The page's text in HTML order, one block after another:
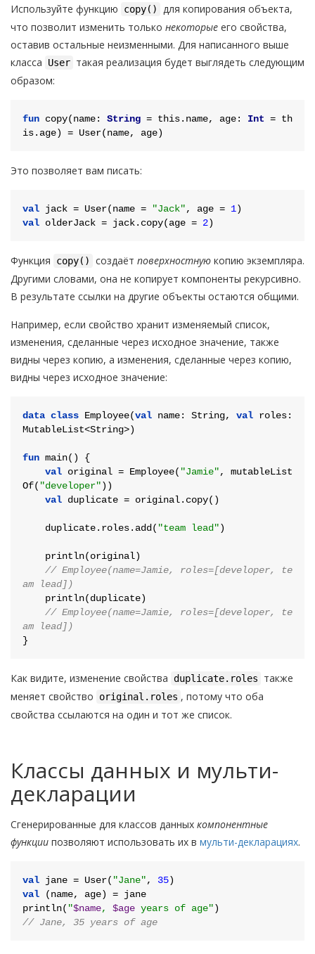
Используйте функцию copy()
для копирования объекта,
что позволит изменить только некоторые его свойства,
оставив остальные неизменными. Для написанного выше
класса
User такая реализация будет выглядеть следующим
образом:
fun copy(name: String = this.name, age: Int = th
is.age)
Это позволяет вам писать:
val jack = User(name = "Jack", age = 1
val olderJack = jack.copy(age = 2
Функция copy() создаёт поверхностную копию экземпляра.
Другими словами, она не копирует компоненты рекурсивно.
В результате ссылки на другие объекты остаются общими.
Например, если свойство хранит изменяемый список,
изменения, сделанные через исходное значение, также
видны через копию, а изменения, сделанные через копию,
видны через исходное значение:
data class Employee(val name: String, val roles:
MutableList<String>)
fun main() {
val original = Employee( "Jamie", mutableList
Of( "developer"))
val duplicate = original.copy()
    duplicate.roles.add(
"team lead")
// Employee(name=Jamie, roles=[developer, te
am lead])
// Employee(name=Jamie, roles=[developer, te
am lead])
Как видите, изменение свойства duplicate.roles
также
меняет свойство
original.roles , потому что оба
свойства ссылаются на один и тот же список.
Классы данных и мульти-
декларации
Сгенерированные для классов данных компонентные
функции позволяют использовать их в мульти-декларациях.
val jane = User( "Jane", 35
val (name, age) = jane
println( "$name, $age years of age"
// Jane, 35 years of age